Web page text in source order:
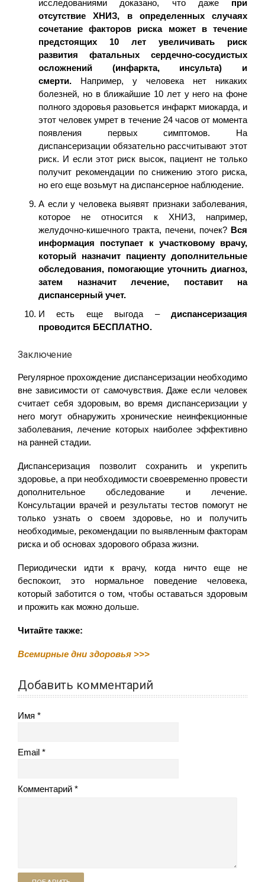
исследованиями доказано, что даже при
отсутствие ХНИЗ, в определенных случаях
сочетание факторов риска может в течение
предстоящих 10 лет увеличивать риск
развития фатальных сердечно-сосудистых
осложнений (инфаркта, инсульта) и
смерти. Например, у человека нет никаких
болезней, но в ближайшие 10 лет у него на фоне
полного здоровья разовьется инфаркт миокарда, и
этот человек умрет в течение 24 часов от момента
появления первых симптомов. На
диспансеризации обязательно рассчитывают этот
риск. И если этот риск высок, пациент не только
получит рекомендации по снижению этого риска,
но его еще возьмут на диспансерное наблюдение.
А если у человека выявят признаки заболевания,
которое не относится к ХНИЗ, например,
желудочно-кишечного тракта, печени, почек? Вся
информация поступает к участковому врачу,
который назначит пациенту дополнительные
обследования, помогающие уточнить диагноз,
затем назначит лечение, поставит на
диспансерный учет.
И есть еще выгода – диспансеризация
проводится БЕСПЛАТНО.
Заключение
Регулярное прохождение диспансеризации необходимо
вне зависимости от самочувствия. Даже если человек
считает себя здоровым, во время диспансеризации у
него могут обнаружить хронические неинфекционные
заболевания, лечение которых наиболее эффективно
на ранней стадии.
Диспансеризация позволит сохранить и укрепить
здоровье, а при необходимости своевременно провести
дополнительное обследование и лечение.
Консультации врачей и результаты тестов помогут не
только узнать о своем здоровье, но и получить
необходимые, рекомендации по выявленным факторам
риска и об основах здорового образа жизни.
Периодически идти к врачу, когда ничто еще не
беспокоит, это нормальное поведение человека,
который заботится о том, чтобы оставаться здоровым
и прожить как можно дольше.
Читайте также:
Всемирные дни здоровья >>>
Добавить комментарий
Имя
Email
Комментарий